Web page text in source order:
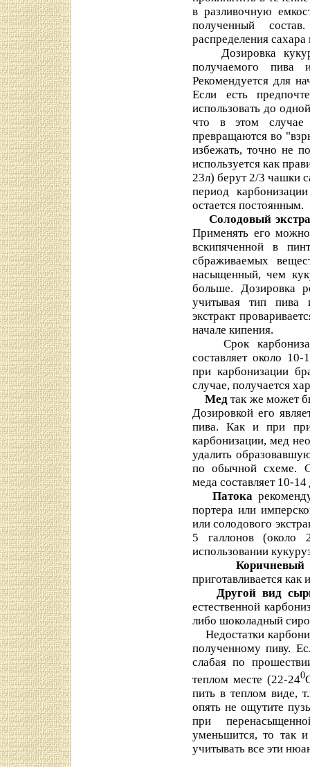
в разливочную
полученный
распределения
Дозировка
получаемого пива
Рекомендуется для
Если есть
использовать до
что в этом случае
превращаются во
избежать, точно не
используется как
23л) берут 2/3 чашки
период
остается постоянным.
Солодовый
Применять его
вскипяченной в
сбраживаемых
насыщенный, чем
больше. Дозировка
учитывая тип пива
экстракт
начале кипения.
Срок
составляет около 10-
при карбонизации
случае, получается
Медтак же может
Дозировкой его
пива. Как и при
карбонизации, мед
удалить
по обычной схеме.
меда составляет 10-14
Патока
портера или
или солодового
5 галлонов (около
использовании
Коричневый
приготавливается как
Другой вид
естественной
либо шоколадный
Недостатки
полученному пиву.
слабая по
теплом месте (22-240
пить в теплом виде,
опять не ощутите
при
уменьшится, то так
учитывать все эти